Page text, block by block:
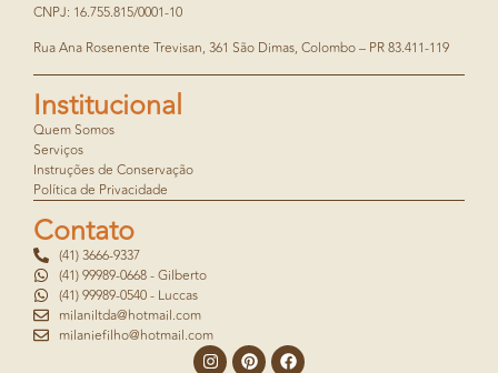
CNPJ: 16.755.815/0001-10
Rua Ana Rosenente Trevisan, 361 São Dimas, Colombo – PR 83.411-119
Institucional
Quem Somos
Serviços
Instruções de Conservação
Política de Privacidade
Contato
(41) 3666-9337
(41) 99989-0668 - Gilberto
(41) 99989-0540 - Luccas
milaniltda@hotmail.com
milaniefilho@hotmail.com